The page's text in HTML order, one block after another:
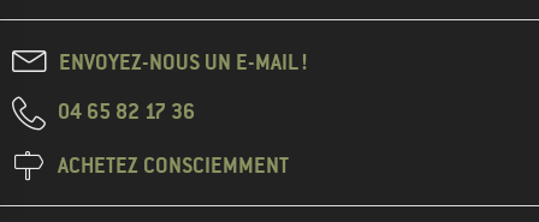
ENVOYEZ-NOUS UN E-MAIL !
04 65 82 17 36
ACHETEZ CONSCIEMMENT